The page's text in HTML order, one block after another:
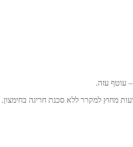
עוטף עזה.